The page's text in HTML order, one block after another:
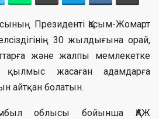
Президенті Қасым-Жомарт
30 жылдығына орай,
және жалпы мемлекетке
қылмыс жасаған адамдарға
айтқан болатын.
облысы бойынша ҚАЖ